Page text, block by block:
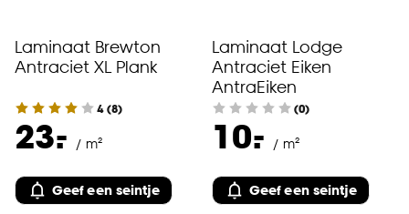
Laminaat Brewton
Antraciet XL Plank
4(8)
23.
- / m²
Geef een seintje
Laminaat Lodge
Antraciet Eiken
AntraEiken
(0)
10.
- / m²
Geef een seintje